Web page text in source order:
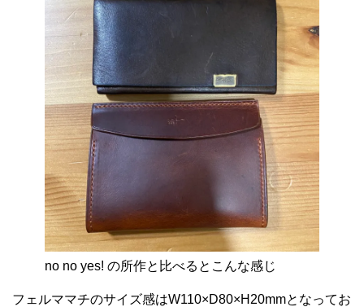
no no yes! の所作と比べるとこんな感じ
フェルママチのサイズ感はW110×D80×H20mmとなってお